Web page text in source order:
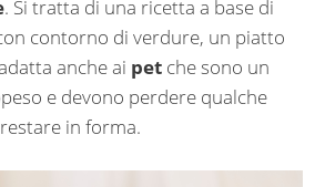
. Si tratta di una ricetta a base di
contorno di verdure, un piatto
anche ai pet che sono un
e devono perdere qualche
in forma.